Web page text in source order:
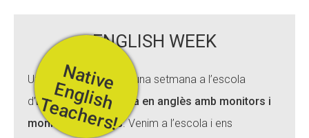
N
a
t
iv
e
E
n
g
lis
h
T
e
a
c
h
e
r
s
!
ENGLISH WEEK
Una English Week
és una setmana a l’escola
d’immersió lingüística en anglès amb monitors i
monitores nadiues. Venim a l’escola i ens
ESPLAIS
SUPORT TERCER SECTOR